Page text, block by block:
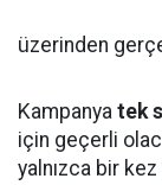
üzerinden
Kampanya tek
için geçerli
yalnızca bir